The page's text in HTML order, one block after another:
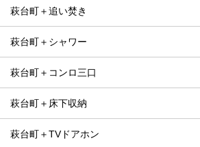
萩台町＋追い焚き
萩台町＋シャワー
萩台町＋コンロ三口
萩台町＋床下収納
萩台町＋TVドアホン